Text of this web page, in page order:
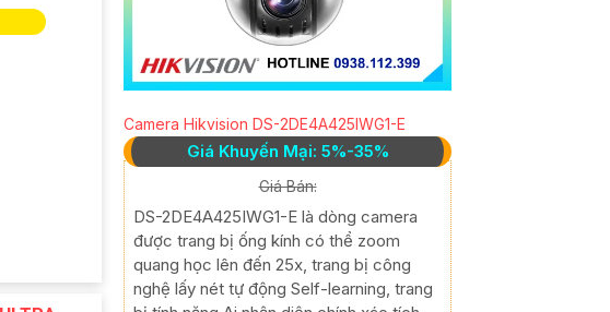
Camera Hikvision DS-2DE4A425IWG1-E
Giá Khuyến Mại: 5%-35%
Giá Bán:
DS-2DE4A425IWG1-E là dòng camera
được trang bị ống kính có thể zoom
quang học lên đến 25x, trang bị công
nghệ lấy nét tự động Self-learning, trang